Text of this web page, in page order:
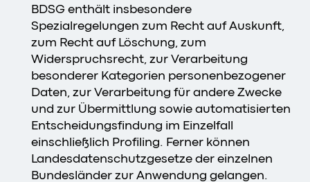
BDSG enthält insbesondere
Spezialregelungen zum Recht auf Auskunft,
zum Recht auf Löschung, zum
Widerspruchsrecht, zur Verarbeitung
besonderer Kategorien personenbezogener
Daten, zur Verarbeitung für andere Zwecke
und zur Übermittlung sowie automatisierten
Entscheidungsfindung im Einzelfall
einschließlich Profiling. Ferner können
Landesdatenschutzgesetze der einzelnen
Bundesländer zur Anwendung gelangen.